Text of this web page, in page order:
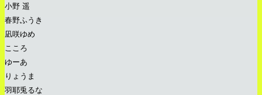
小野 遥
春野ふうき
凪咲ゆめ
こころ
ゆーあ
りょうま
羽耶兎るな